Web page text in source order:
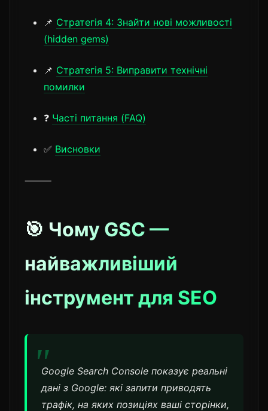
📌 Стратегія 4: Знайти нові можливості
(hidden gems)
📌 Стратегія 5: Виправити технічні
помилки
❓ Часті питання (FAQ)
✅ Висновки
⸻
🎯 Чому GSC —
найважливіший
інструмент для SEO
Google Search Console показує реальні
дані з Google: які запити приводять
трафік, на яких позиціях ваші сторінки,